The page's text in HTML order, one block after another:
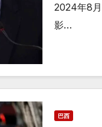
2024年8
影…
巴西